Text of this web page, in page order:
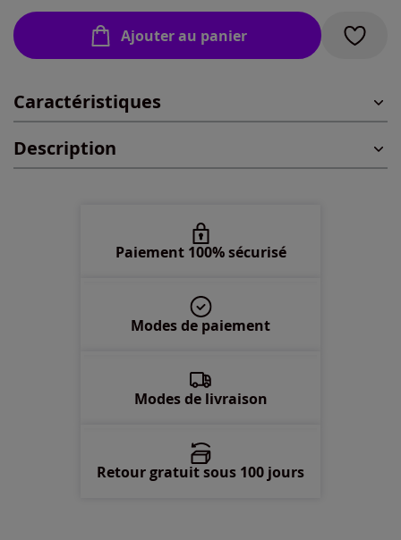
En stock
Ajouter au panier
Caractéristiques
Description
Paiement 100% sécurisé
Modes de paiement
Modes de livraison
Retour gratuit sous 100 jours